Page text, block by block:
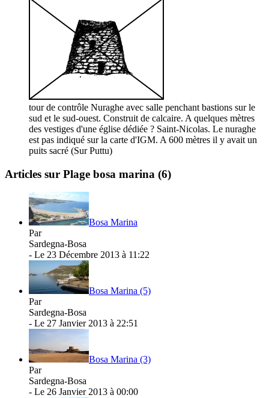
tour de contrôle Nuraghe avec salle penchant bastions sur le
sud et le sud-ouest. Construit de calcaire. A quelques mètres
des vestiges d'une église dédiée ? Saint-Nicolas. Le nuraghe
est pas indiqué sur la carte d'IGM. A 600 mètres il y avait un
puits sacré (Sur Puttu)
Articles sur Plage bosa marina (6)
Bosa Marina
Par
Sardegna-Bosa
- Le 23 Décembre 2013 à 11:22
Bosa Marina (5)
Par
Sardegna-Bosa
- Le 27 Janvier 2013 à 22:51
Bosa Marina (3)
Par
Sardegna-Bosa
- Le 26 Janvier 2013 à 00:00